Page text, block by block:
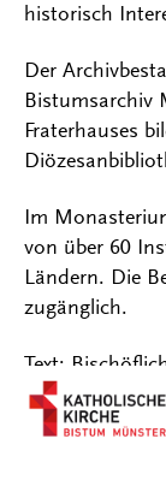
historisch
Der
Bistumsarchiv
Fraterhauses
Im
von über 60
Ländern. Die
zugänglich.
Text: